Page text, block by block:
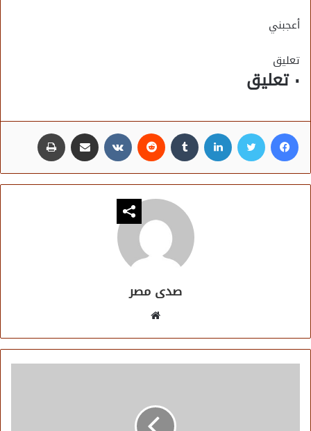
أعجبني
تعليق
٠ تعليق
فيسبوك تويتر لينكدإن مشاركة عبر البريد
صدى مصر